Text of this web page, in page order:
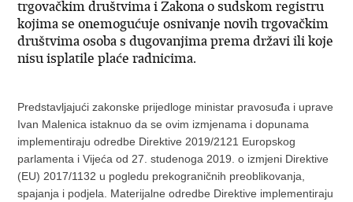
trgovačkim društvima i Zakona o sudskom registru
kojima se onemogućuje osnivanje novih trgovačkim
društvima osoba s dugovanjima prema državi ili koje
nisu isplatile plaće radnicima.
Predstavljajući zakonske prijedloge ministar pravosuđa i uprave
Ivan Malenica istaknuo da se ovim izmjenama i dopunama
implementiraju odredbe Direktive 2019/2121 Europskog
parlamenta i Vijeća od 27. studenoga 2019. o izmjeni Direktive
(EU) 2017/1132 u pogledu prekograničnih preoblikovanja,
spajanja i podjela. Materijalne odredbe Direktive implementiraju